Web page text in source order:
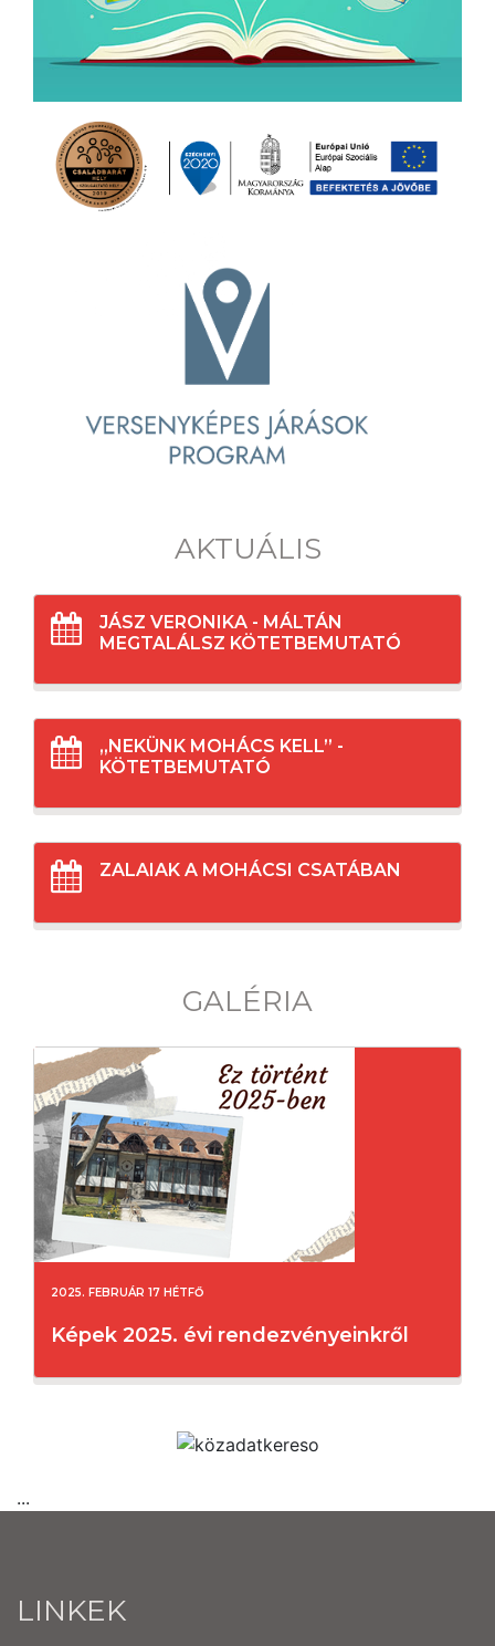
AKTUÁLIS
JÁSZ VERONIKA - MÁLTÁN
MEGTALÁLSZ KÖTETBEMUTATÓ
„NEKÜNK MOHÁCS KELL” -
KÖTETBEMUTATÓ
ZALAIAK A MOHÁCSI CSATÁBAN
GALÉRIA
2025. FEBRUÁR 17 HÉTFŐ
Képek 2025. évi rendezvényeinkről
...
LINKEK